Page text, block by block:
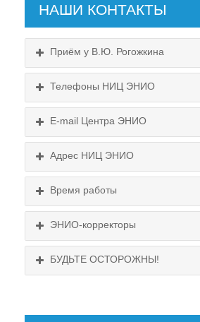
Схема проезда
Выходные:
Схема проезда
Выходные:
НАШИ КОНТАКТЫ
Приём у В.Ю. Рогожкина
Телефоны НИЦ ЭНИО
E-mail Центра ЭНИО
Адрес НИЦ ЭНИО
Время работы
ЭНИО-корректоры
БУДЬТЕ ОСТОРОЖНЫ!